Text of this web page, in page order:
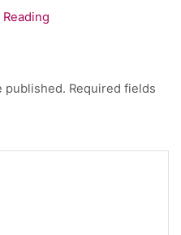
published. Required fields